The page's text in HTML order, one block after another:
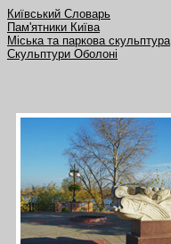
Київський Словарь
Пам'ятники Київа
Міська та паркова скульптура
Скульптури Оболоні